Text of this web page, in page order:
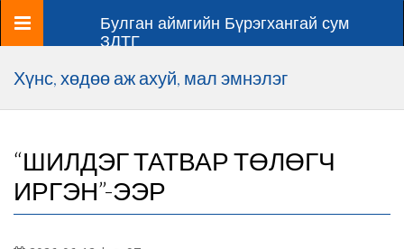
Цэс
Булган аймгийн Бүрэгхангай сум
ЗДТГ
Хүнс, хөдөө аж ахуй, мал эмнэлэг
“ШИЛДЭГ ТАТВАР ТӨЛӨГЧ
ИРГЭН”-ЭЭР